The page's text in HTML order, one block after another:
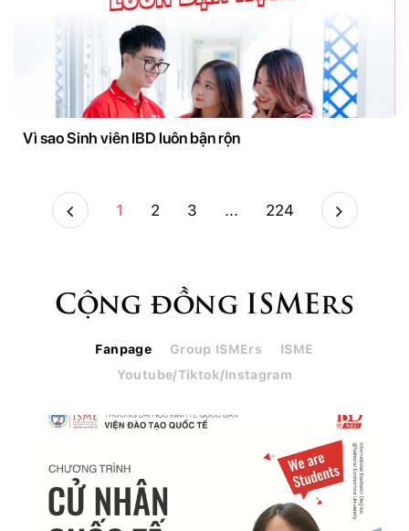
Vì sao Sinh viên IBD luôn bận rộn
1 2 3 ... 224
Cộng đồng ISMErs
Fanpage Group ISMErs
ISME
Youtube/Tiktok/Instagram